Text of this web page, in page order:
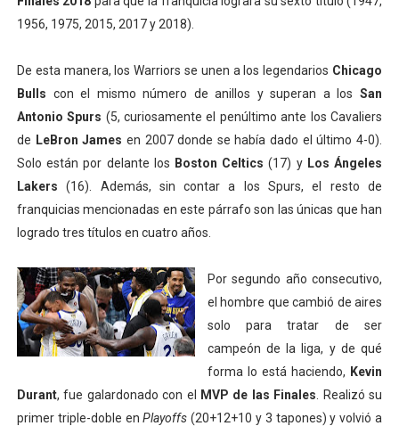
1956, 1975, 2015, 2017 y 2018).
De esta manera, los Warriors se unen a los legendarios Chicago
Bulls con el mismo número de anillos y superan a losSan
Antonio Spurs (5, curiosamente el penúltimo ante los Cavaliers
de LeBron James en 2007 donde se había dado el último 4-0).
Solo están por delante los Boston Celtics(17) y Los Ángeles
Lakers (16). Además, sin contar a los Spurs, el resto de
franquicias mencionadas en este párrafo son las únicas que han
logrado tres títulos en cuatro años.
Por segundo año consecutivo,
el hombre que cambió de aires
solo para tratar de ser
campeón de la liga, y de qué
forma lo está haciendo, Kevin
Durant, fue galardonado con el MVP de las Finales . Realizó su
primer triple-doble enPlayoffs(20+12+10 y 3 tapones) y volvió a